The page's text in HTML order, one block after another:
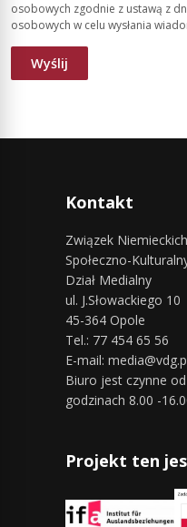
osobowych zgodnie z ustawą z
osobowych w celu wysłania
Kontakt
Związek
Społeczno-
Dział Medialny
ul. J.Słowackiego 10
45-364 Opole
Tel.: 77 454 65 56
E-mail:
Biuro jest czynne
godzinach 8.00 -
Projekt ten